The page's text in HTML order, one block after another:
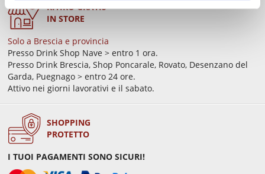
RITIRO GRATIS
IN STORE
Solo a Brescia e provincia
Presso Drink Shop Nave > entro 1 ora.
Presso Drink Brescia, Shop Poncarale, Rovato, Desenzano del
Garda, Puegnago > entro 24 ore.
Attivo nei giorni lavorativi e il sabato.
SHOPPING
PROTETTO
I TUOI PAGAMENTI SONO SICURI!